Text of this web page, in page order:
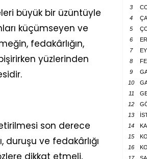
büyük bir üzüntüyle
küçümseyen ve
fedakârlığın,
yüzlerinden
son derece
duruşu ve fedakârlığı
dikkat etmeli,
3
4
5
6
7
8
9
10
11
12
13
14
15
16